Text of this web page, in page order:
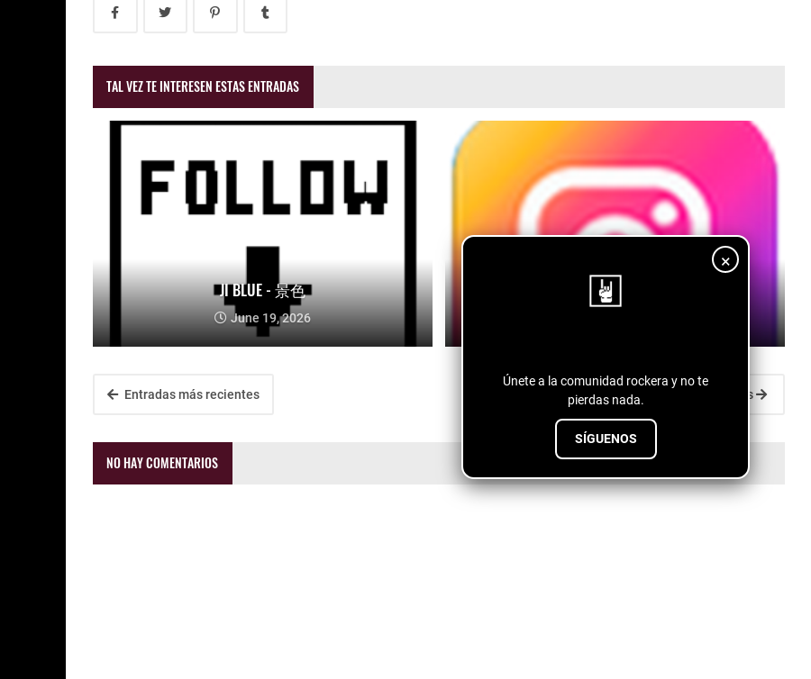
×
Únete a la comunidad rockera y no te
pierdas nada.
SÍGUENOS
TAL VEZ TE INTERESEN ESTAS ENTRADAS
JI BLUE - 景色
June 19, 2026
Chloe Saint - 90s Love
Entradas más recientes Entradas antiguas
NO HAY COMENTARIOS